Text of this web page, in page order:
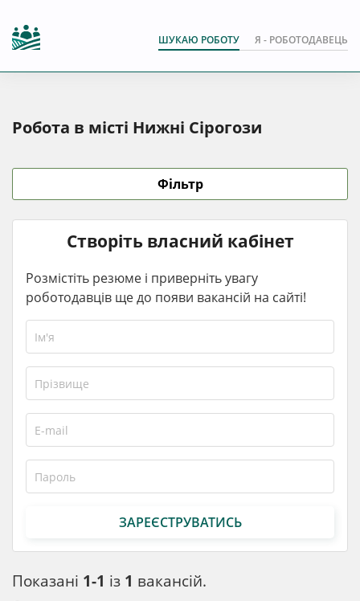
ШУКАЮ РОБОТУ Я - РОБОТОДАВЕЦЬ
Робота в місті Нижні Сірогози
Показані 1-1 із 1 вакансій.
Фільтр
Створіть власний кабінет
Розмістіть резюме і приверніть увагу
роботодавців ще до появи вакансій на сайті!
ЗАРЕЄСТРУВАТИСЬ